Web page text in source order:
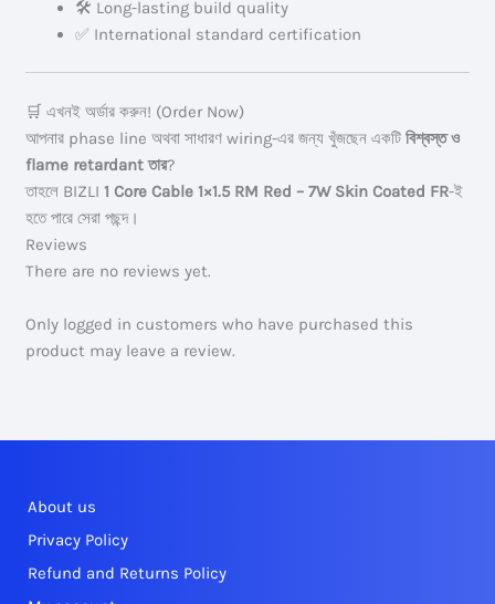
🛠️ Long-lasting build quality
✅ International standard certification
🛒 এখনই অর্ডার করুন! (Order Now)
আপনার phase line অথবা সাধারণ wiring-এর জন্য খুঁজছেন একটিবিশ্বস্ত ও
flame retardant তার?
তাহলে BIZLI 1 Core Cable 1×1.5 RM Red – 7W Skin Coated FR-ই
হতে পারে সেরা পছন্দ।
Reviews
There are no reviews yet.
Only logged in customers who have purchased this
product may leave a review.
About us
Privacy Policy
Refund and Returns Policy